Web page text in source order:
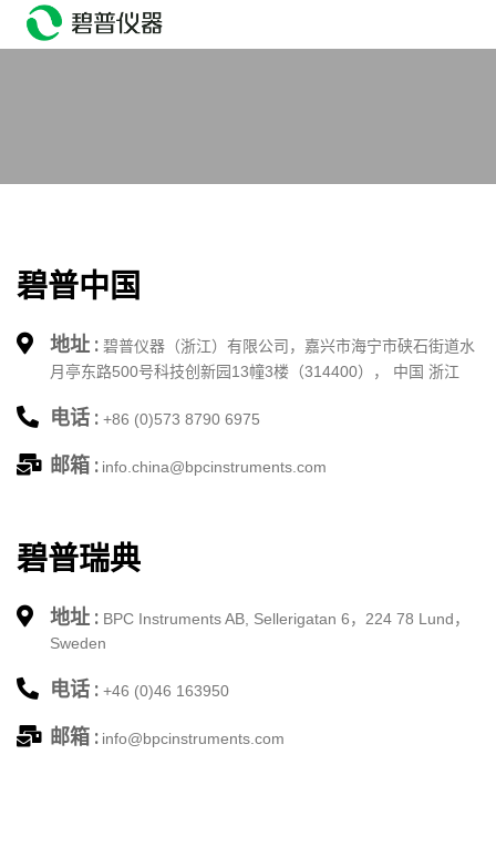
head>
碧普中国
地址 : 碧普仪器（浙江）有限公司，嘉兴市海宁市硖石街道水
月亭东路500号科技创新园13幢3楼（314400）， 中国 浙江
电话 : +86 (0)573 8790 6975
邮箱 : info.china@bpcinstruments.com
碧普瑞典
地址 : BPC Instruments AB, Sellerigatan 6， 224 78 Lund，
Sweden
电话 : +46 (0)46 163950
邮箱 : info@bpcinstruments.com